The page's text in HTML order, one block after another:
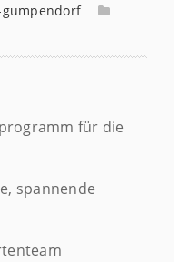
für die
spannende